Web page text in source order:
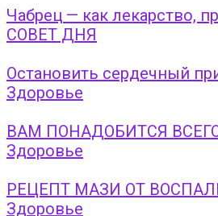
Чабрец — как лекарство,
СОВЕТ ДНЯ
Остановить сердечный
Здоровье
ВАМ ПОНАДОБИТСЯ
Здоровье
РЕЦЕПТ МАЗИ ОТ
Здоровье